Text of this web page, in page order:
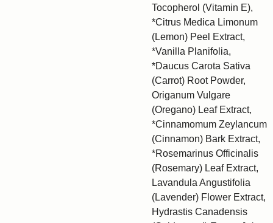
Tocopherol (Vitamin E),
*Citrus Medica Limonum
(Lemon) Peel Extract,
*Vanilla Planifolia,
*Daucus Carota Sativa
(Carrot) Root Powder,
Origanum Vulgare
(Oregano) Leaf Extract,
*Cinnamomum Zeylancum
(Cinnamon) Bark Extract,
*Rosemarinus Officinalis
(Rosemary) Leaf Extract,
Lavandula Angustifolia
(Lavender) Flower Extract,
Hydrastis Canadensis